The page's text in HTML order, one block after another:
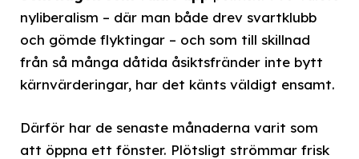
nyliberalism – där man både drev svartklubb
och gömde flyktingar – och som till skillnad
från så många dåtida åsiktsfränder inte bytt
kärnvärderingar, har det känts väldigt ensamt.
Därför har de senaste månaderna varit som
att öppna ett fönster. Plötsligt strömmar frisk